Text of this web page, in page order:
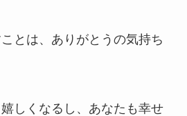
とは、ありがとうの気持ち
しくなるし、あなたも幸せ